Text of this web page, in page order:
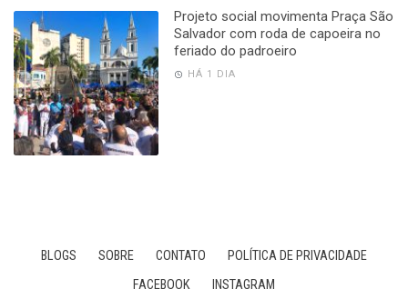
Projeto social movimenta Praça São
Salvador com roda de capoeira no
feriado do padroeiro
HÁ 1 DIA
BLOGS SOBRE CONTATO
POLÍTICA DE PRIVACIDADE
FACEBOOK
INSTAGRAM